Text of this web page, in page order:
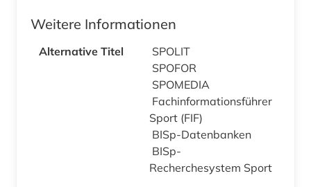
Weitere Informationen
Alternative Titel
SPOLIT
SPOFOR
SPOMEDIA
Fachinformationsführer
Sport (FIF)
BISp-Datenbanken
BISp-
Recherchesystem Sport